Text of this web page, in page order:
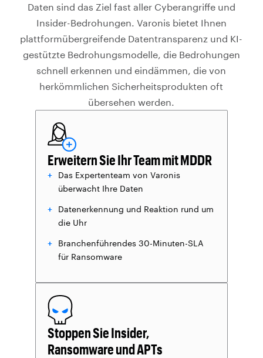
Daten sind das Ziel fast aller Cyberangriffe und
Insider-Bedrohungen. Varonis bietet Ihnen
plattformübergreifende Datentransparenz und KI-
gestützte Bedrohungsmodelle, die Bedrohungen
schnell erkennen und eindämmen, die von
herkömmlichen Sicherheitsprodukten oft
übersehen werden.
Erweitern Sie Ihr Team mit MDDR
Das Expertenteam von Varonis
überwacht Ihre Daten
Datenerkennung und Reaktion rund um
die Uhr
Branchenführendes 30-Minuten-SLA
für Ransomware
Stoppen Sie Insider,
Ransomware und APTs